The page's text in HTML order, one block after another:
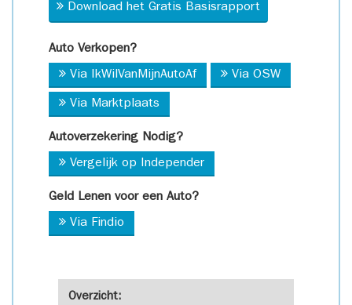
Overzicht:
Download het Gratis Basisrapport
Auto Verkopen?
Via IkWilVanMijnAutoAf Via OSW
Via Marktplaats
Autoverzekering Nodig?
Vergelijk op Independer
Geld Lenen voor een Auto?
Via Findio